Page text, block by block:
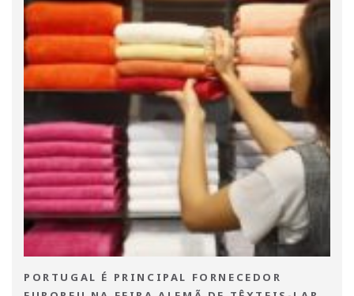
PORTUGAL É PRINCIPAL FORNECEDOR